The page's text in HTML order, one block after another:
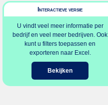
Interactieve versie
U vindt veel meer informatie per
bedrijf en veel meer bedrijven. Ook
kunt u filters toepassen en
exporteren naar Excel.
Bekijken